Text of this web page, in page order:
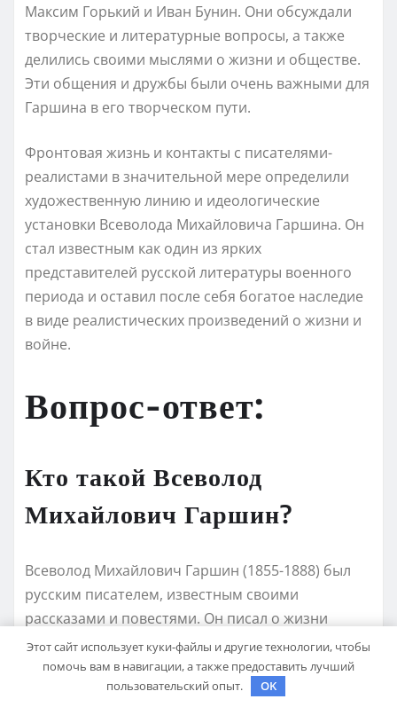
Максим Горький и Иван Бунин. Они обсуждали
творческие и литературные вопросы, а также
делились своими мыслями о жизни и обществе.
Эти общения и дружбы были очень важными для
Гаршина в его творческом пути.
Фронтовая жизнь и контакты с писателями-
реалистами в значительной мере определили
художественную линию и идеологические
установки Всеволода Михайловича Гаршина. Он
стал известным как один из ярких
представителей русской литературы военного
периода и оставил после себя богатое наследие
в виде реалистических произведений о жизни и
войне.
Вопрос-ответ:
Кто такой Всеволод
Михайлович Гаршин?
Всеволод Михайлович Гаршин (1855-1888) был
русским писателем, известным своими
рассказами и повестями. Он писал о жизни
солдат и офицеров, часто освещая проблемы
армии и военной службы.
Этот сайт использует куки-файлы и другие технологии, чтобы
помочь вам в навигации, а также предоставить лучший
пользовательский опыт.
OK